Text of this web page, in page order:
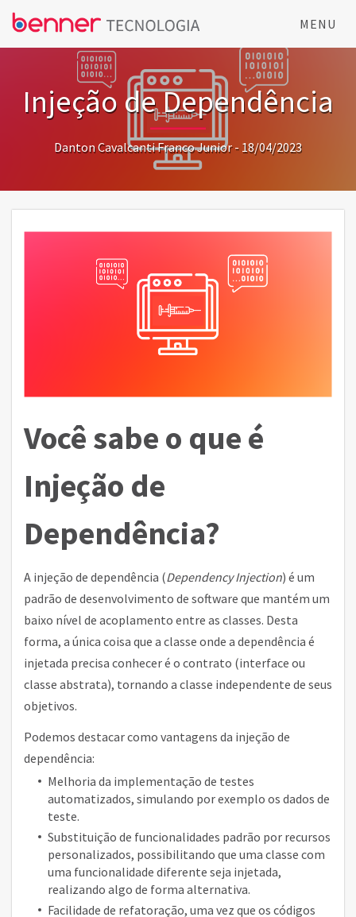
MENU
Injeção de Dependência
Danton Cavalcanti Franco Junior - 18/04/2023
Você sabe o que é
Injeção de
Dependência?
A injeção de dependência (Dependency Injection) é um
padrão de desenvolvimento de software que mantém um
baixo nível de acoplamento entre as classes. Desta
forma, a única coisa que a classe onde a dependência é
injetada precisa conhecer é o contrato (interface ou
classe abstrata), tornando a classe independente de seus
objetivos.
Podemos destacar como vantagens da injeção de
dependência:
Melhoria da implementação de testes
automatizados, simulando por exemplo os dados de
teste.
Substituição de funcionalidades padrão por recursos
personalizados, possibilitando que uma classe com
uma funcionalidade diferente seja injetada,
realizando algo de forma alternativa.
Facilidade de refatoração, uma vez que os códigos